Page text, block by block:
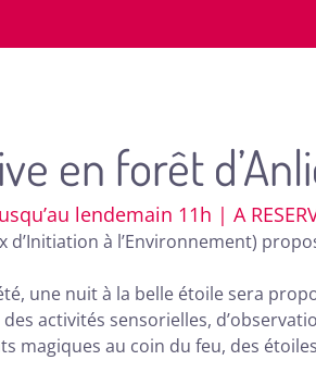
en forêt
lendemain 11h | A
d’Initiation à l’Environnement)
une nuit à la belle étoile sera
activités sensorielles,
magiques au coin du feu, des